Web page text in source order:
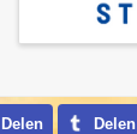
Delen Delen